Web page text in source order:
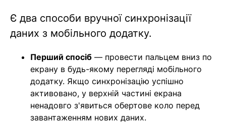
Є два способи вручної синхронізації
даних з мобільного додатку.
Перший спосіб — провести пальцем вниз по
екрану в будь-якому перегляді мобільного
додатку. Якщо синхронізацію успішно
активовано, у верхній частині екрана
ненадовго з'явиться обертове коло перед
завантаженням нових даних.